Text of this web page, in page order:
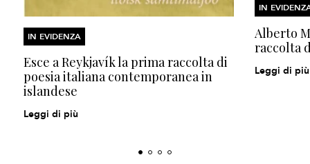
IN EVIDENZA
Esce a Reykjavík la prima raccolta di
poesia italiana contemporanea in
islandese
Leggi di più
IN
Alberto
raccolta
Leggi di più